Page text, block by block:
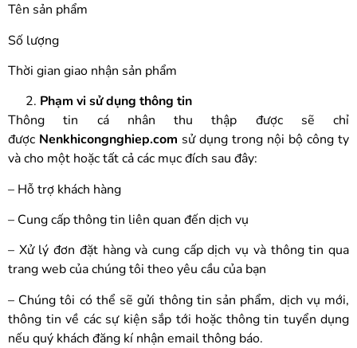
Tên sản phẩm
Số lượng
Thời gian giao nhận sản phẩm
Phạm vi sử dụng thông tin
Thông tin cá nhân thu thập được sẽ chỉ
được Nenkhicongnghiep.com sử dụng trong nội bộ công ty
và cho một hoặc tất cả các mục đích sau đây:
– Hỗ trợ khách hàng
– Cung cấp thông tin liên quan đến dịch vụ
– Xử lý đơn đặt hàng và cung cấp dịch vụ và thông tin qua
trang web của chúng tôi theo yêu cầu của bạn
– Chúng tôi có thể sẽ gửi thông tin sản phẩm, dịch vụ mới,
thông tin về các sự kiện sắp tới hoặc thông tin tuyển dụng
nếu quý khách đăng kí nhận email thông báo.